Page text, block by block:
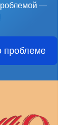
—
проблеме